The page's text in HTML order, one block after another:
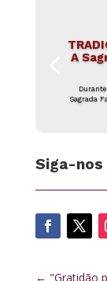
A
Sagrada
Siga-nos
← "Gratidão